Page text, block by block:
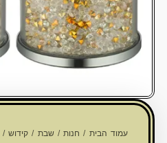
עמוד הבית/חנות/שבת/קידוש/